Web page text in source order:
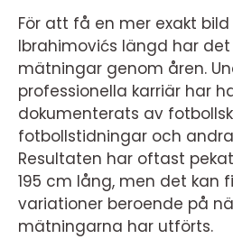
För att få en mer exakt
Ibrahimovićs längd har
mätningar genom åren.
professionella karriär har
dokumenterats av
fotbollstidningar och
Resultaten har oftast
195 cm lång, men det kan
variationer beroende på
mätningarna har utförts.